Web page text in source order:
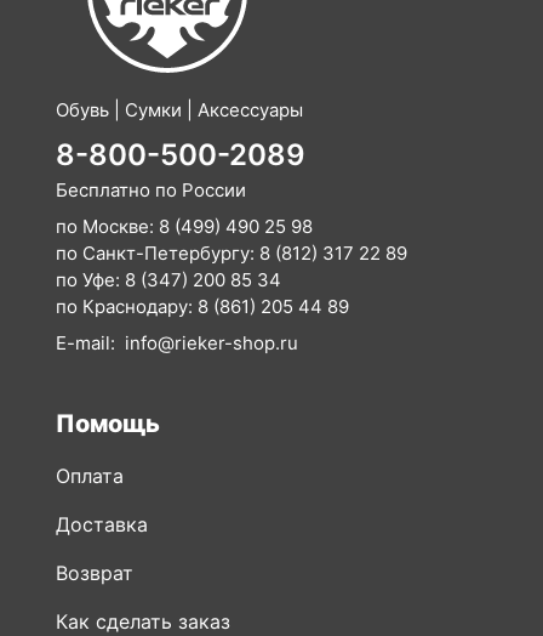
Обувь | Сумки | Аксессуары
8-800-500-2089
Бесплатно по России
по Москве: 8 (499) 490 25 98
по Санкт-Петербургу: 8 (812) 317 22 89
по Уфе: 8 (347) 200 85 34
по Краснодару: 8 (861) 205 44 89
E-mail: info@rieker-shop.ru
Помощь
Оплата
Доставка
Возврат
Как сделать заказ